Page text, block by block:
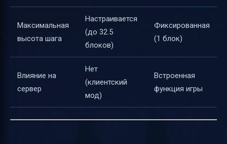
Максимальная
высота шага
Настраивается
(до 32.5
блоков)
Фиксированная
(1 блок)
Влияние на
сервер
Нет
(клиентский
мод)
Встроенная
функция игры